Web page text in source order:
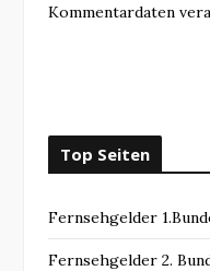
Kommentardaten
Top Seiten
Fernsehgelder
Fernsehgelder 2.